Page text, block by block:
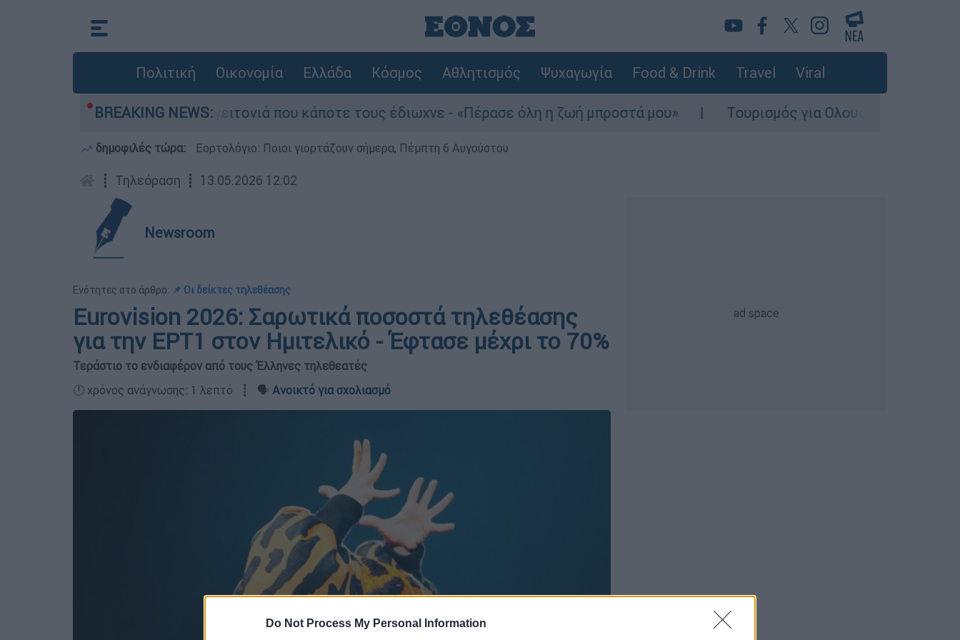
Do Not Process My Personal Information
Πολιτική Οικονομία Ελλάδα Κόσμος Αθλητισμός Ψυχαγωγία Food & Drink Travel Viral
BREAKING NEWS:
τη μεγάλη φωτιά τη γειτονιά που κάποτε τους έδιωχνε - «Πέρασε όλη η ζωή μπροστά μου» Τουρισμός για Ολους 2026-2027: Τα SOS
δημοφιλές τώρα: Εορτολόγιο: Ποιοι γιορτάζουν σήμερα, Πέμπτη 6 Αυγούστου
┋ Τηλεόραση ┋ 13.05.2026 12:02
Newsroom
Ενότητες στο άρθρο: 📌 Οι δείκτες τηλεθέασης
Eurovision 2026: Σαρωτικά ποσοστά τηλεθέασης
για την ΕΡΤ1 στον Ημιτελικό - Έφτασε μέχρι το 70%
Τεράστιο το ενδιαφέρον από τους Έλληνες τηλεθεατές
🕛 χρόνος ανάγνωσης: 1 λεπτό ┋ 🗣️ Ανοικτό για σχολιασμό